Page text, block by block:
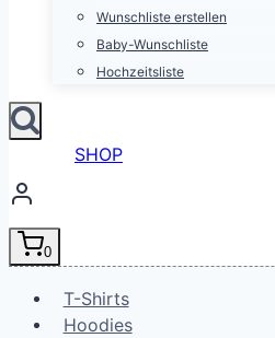
Wunschliste erstellen
Baby-Wunschliste
Hochzeitsliste
SHOP
0
T-Shirts
Hoodies